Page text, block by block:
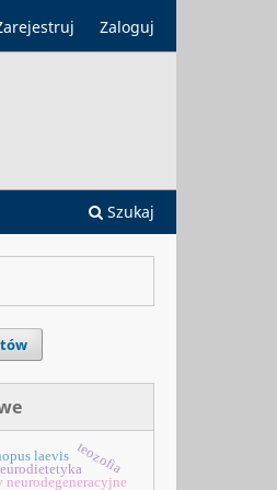
Szukaj
Zaloguj
neurodegeneracyjne
laevis teozofia